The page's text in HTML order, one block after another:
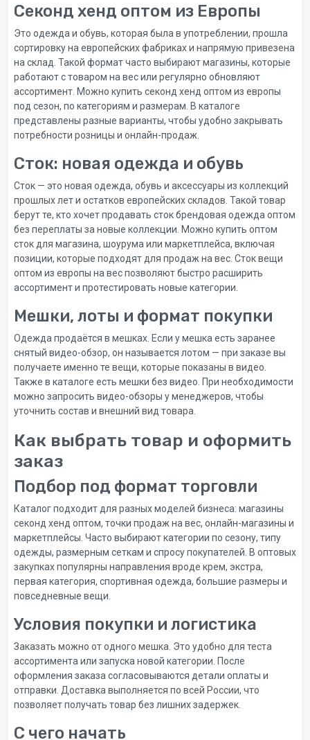
Секонд хенд оптом из Европы
Это одежда и обувь, которая была в употреблении, прошла
сортировку на европейских фабриках и напрямую привезена
на склад. Такой формат часто выбирают магазины, которые
работают с товаром на вес или регулярно обновляют
ассортимент. Можно купить секонд хенд оптом из европы
под сезон, по категориям и размерам. В каталоге
представлены разные варианты, чтобы удобно закрывать
потребности розницы и онлайн-продаж.
Сток: новая одежда и обувь
Сток — это новая одежда, обувь и аксессуары из коллекций
прошлых лет и остатков европейских складов. Такой товар
берут те, кто хочет продавать сток брендовая одежда оптом
без переплаты за новые коллекции. Можно купить оптом
сток для магазина, шоурума или маркетплейса, включая
позиции, которые подходят для продаж на вес. Сток вещи
оптом из европы на вес позволяют быстро расширить
ассортимент и протестировать новые категории.
Мешки, лоты и формат покупки
Одежда продаётся в мешках. Если у мешка есть заранее
снятый видео-обзор, он называется лотом — при заказе вы
получаете именно те вещи, которые показаны в видео.
Также в каталоге есть мешки без видео. При необходимости
можно запросить видео-обзоры у менеджеров, чтобы
уточнить состав и внешний вид товара.
Как выбрать товар и оформить
заказ
Подбор под формат торговли
Каталог подходит для разных моделей бизнеса: магазины
секонд хенд оптом, точки продаж на вес, онлайн-магазины и
маркетплейсы. Часто выбирают категории по сезону, типу
одежды, размерным сеткам и спросу покупателей. В оптовых
закупках популярны направления вроде крем, экстра,
первая категория, спортивная одежда, большие размеры и
повседневные вещи.
Условия покупки и логистика
Заказать можно от одного мешка. Это удобно для теста
ассортимента или запуска новой категории. После
оформления заказа согласовываются детали оплаты и
отправки. Доставка выполняется по всей России, что
позволяет получать товар без лишних задержек.
С чего начать